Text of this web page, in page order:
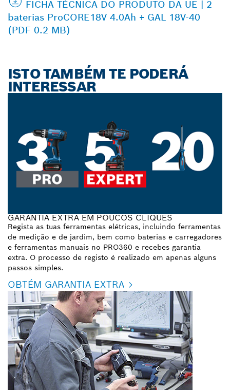
FICHA TÉCNICA DO PRODUTO DA UE | 2
baterias ProCORE18V 4.0Ah + GAL 18V-40
(PDF 0.2 MB)
ISTO TAMBÉM TE PODERÁ
INTERESSAR
GARANTIA EXTRA EM POUCOS CLIQUES
Regista as tuas ferramentas elétricas, incluindo ferramentas
de medição e de jardim, bem como baterias e carregadores
e ferramentas manuais no PRO360 e recebes garantia
extra. O processo de registo é realizado em apenas alguns
passos simples.
OBTÉM GARANTIA EXTRA